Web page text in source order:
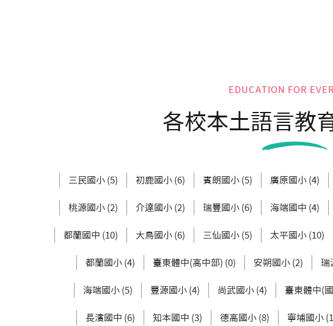
EDUCATION FOR
各校本土語言教
三民國小 (5) 初鹿國小 (6) 賓朗國小 (5) 廣原國小 (4)
桃源國小 (2) 介達國小 (2) 瑞豐國小 (6) 海端國中 (4)
都蘭國中 (10) 大鳥國小 (6) 三仙國小 (5) 太平國小 (10)
都蘭國小 (4) 臺東體中(高中部) (0) 安朔國小 (2) 瑞
海端國小 (5) 豐源國小 (4) 尚武國小 (4) 臺東體中(
長濱國中 (6) 知本國中 (3) 德高國小 (8) 寧埔國小